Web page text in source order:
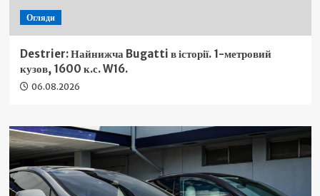
Огляди
Destrier: Найнижча Bugatti в історії. 1-метровий
кузов, 1600 к.с. W16.
06.08.2026